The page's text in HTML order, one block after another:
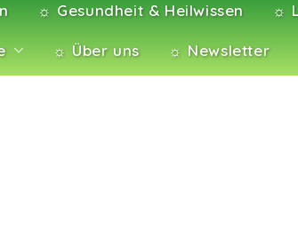
☼ Gesundheit & Heilwissen ☼
☼ Über uns ☼ Newsletter